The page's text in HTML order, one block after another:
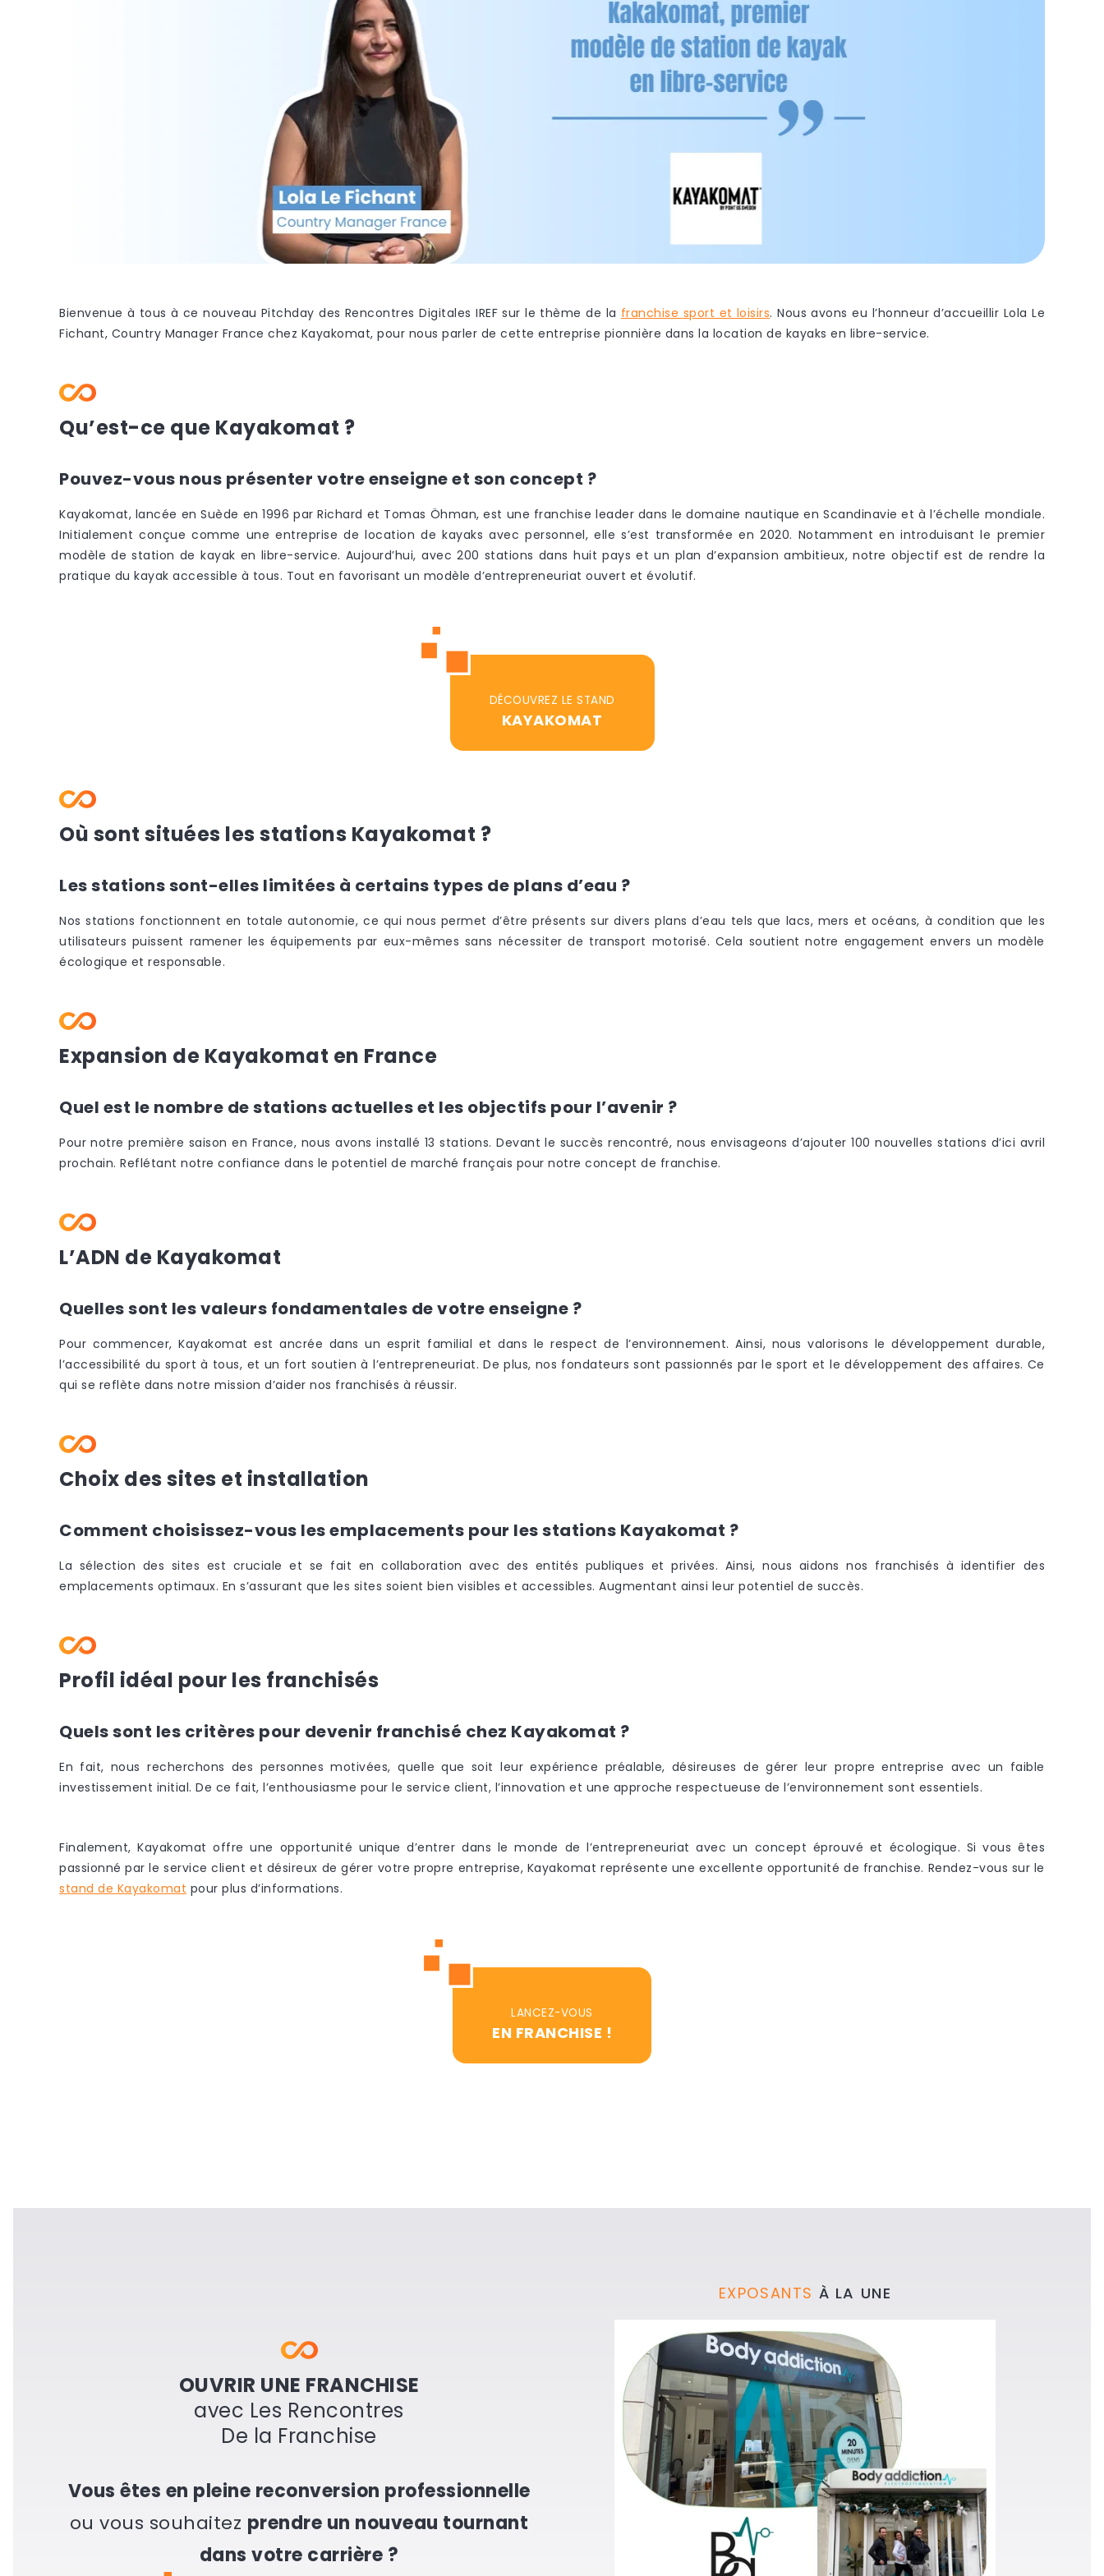
Bienvenue à tous à ce nouveau Pitchday des Rencontres Digitales IREF sur le thème de la franchise sport et loisirs. Nous avons eu l’honneur d’accueillir Lola Le
Fichant, Country Manager France chez Kayakomat, pour nous parler de cette entreprise pionnière dans la location de kayaks en libre-service.
Qu’est-ce que Kayakomat ?
Pouvez-vous nous présenter votre enseigne et son concept ?
Kayakomat, lancée en Suède en 1996 par Richard et Tomas Öhman, est une franchise leader dans le domaine nautique en Scandinavie et à l’échelle mondiale.
Initialement conçue comme une entreprise de location de kayaks avec personnel, elle s’est transformée en 2020. Notamment en introduisant le premier
modèle de station de kayak en libre-service. Aujourd’hui, avec 200 stations dans huit pays et un plan d’expansion ambitieux, notre objectif est de rendre la
pratique du kayak accessible à tous. Tout en favorisant un modèle d’entrepreneuriat ouvert et évolutif.
DÉCOUVREZ LE STAND
KAYAKOMAT
Où sont situées les stations Kayakomat ?
Les stations sont-elles limitées à certains types de plans d’eau ?
Nos stations fonctionnent en totale autonomie, ce qui nous permet d’être présents sur divers plans d’eau tels que lacs, mers et océans, à condition que les
utilisateurs puissent ramener les équipements par eux-mêmes sans nécessiter de transport motorisé. Cela soutient notre engagement envers un modèle
écologique et responsable.
Expansion de Kayakomat en France
Quel est le nombre de stations actuelles et les objectifs pour l’avenir ?
Pour notre première saison en France, nous avons installé 13 stations. Devant le succès rencontré, nous envisageons d’ajouter 100 nouvelles stations d’ici avril
prochain. Reflétant notre confiance dans le potentiel de marché français pour notre concept de franchise.
L’ADN de Kayakomat
Quelles sont les valeurs fondamentales de votre enseigne ?
Pour commencer, Kayakomat est ancrée dans un esprit familial et dans le respect de l’environnement. Ainsi, nous valorisons le développement durable,
l’accessibilité du sport à tous, et un fort soutien à l’entrepreneuriat. De plus, nos fondateurs sont passionnés par le sport et le développement des affaires. Ce
qui se reflète dans notre mission d’aider nos franchisés à réussir.
Choix des sites et installation
Comment choisissez-vous les emplacements pour les stations Kayakomat ?
La sélection des sites est cruciale et se fait en collaboration avec des entités publiques et privées. Ainsi, nous aidons nos franchisés à identifier des
emplacements optimaux. En s’assurant que les sites soient bien visibles et accessibles. Augmentant ainsi leur potentiel de succès.
Profil idéal pour les franchisés
Quels sont les critères pour devenir franchisé chez Kayakomat ?
En fait, nous recherchons des personnes motivées, quelle que soit leur expérience préalable, désireuses de gérer leur propre entreprise avec un faible
investissement initial. De ce fait, l’enthousiasme pour le service client, l’innovation et une approche respectueuse de l’environnement sont essentiels.
Finalement, Kayakomat offre une opportunité unique d’entrer dans le monde de l’entrepreneuriat avec un concept éprouvé et écologique. Si vous êtes
passionné par le service client et désireux de gérer votre propre entreprise, Kayakomat représente une excellente opportunité de franchise. Rendez-vous sur le
stand de Kayakomat pour plus d’informations.
LANCEZ-VOUS
EN FRANCHISE !
OUVRIR UNE FRANCHISE
avec Les Rencontres
De la Franchise
Vous êtes en pleine reconversion professionnelle
ou vous souhaitez prendre un nouveau tournant
dans votre carrière ?
EXPOSANTS À LA UNE